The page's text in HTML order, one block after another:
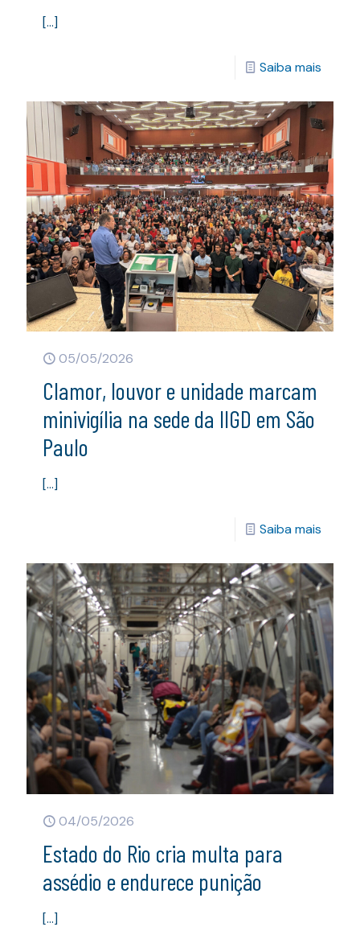
[…]
Saiba mais
05/05/2026
Clamor, louvor e unidade marcam
minivigília na sede da IIGD em São
Paulo
[…]
Saiba mais
04/05/2026
Estado do Rio cria multa para
assédio e endurece punição
[…]